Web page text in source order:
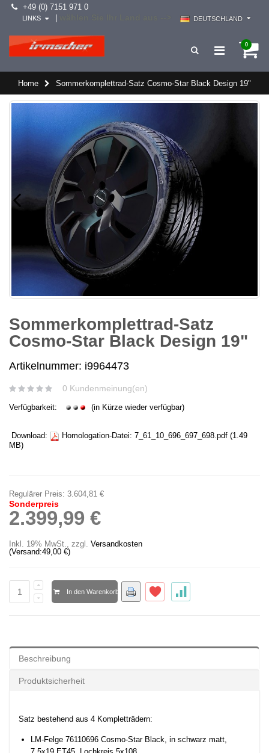
+49 (0) 7151 971 0
DEUTSCHLAND
LINKS
0
Home Sommerkomplettrad-Satz Cosmo-Star Black Design 19"
Sommerkomplettrad-Satz
Cosmo-Star Black Design 19"
Artikelnummer: i9964473
0 Kundenmeinung(en)
Verfügbarkeit: (in Kürze wieder verfügbar)
Download: Homologation-Datei: 7_61_10_696_697_698.pdf (1.49
MB)
Regulärer Preis: 3.604,81 €
Sonderpreis
2.399,99 €
Inkl. 19% MwSt., zzgl. Versandkosten
(Versand:49,00 €)
In den Warenkorb
Beschreibung
Produktsicherheit
Satz bestehend aus 4 Kompletträdern:
LM-Felge 76110696 Cosmo-Star Black, in schwarz matt,